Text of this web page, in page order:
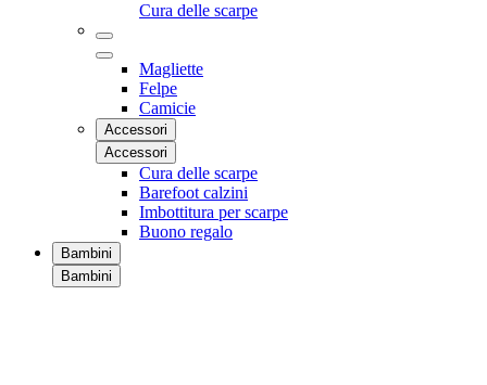
Cura delle scarpe
Magliette
Felpe
Camicie
Accessori
Accessori
Cura delle scarpe
Barefoot calzini
Imbottitura per scarpe
Buono regalo
Bambini
Bambini